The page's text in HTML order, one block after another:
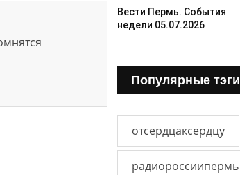
Вести Пермь. События
недели 05.07.2026
Популярные тэги
отсердцаксердцу
радиороссиипермь